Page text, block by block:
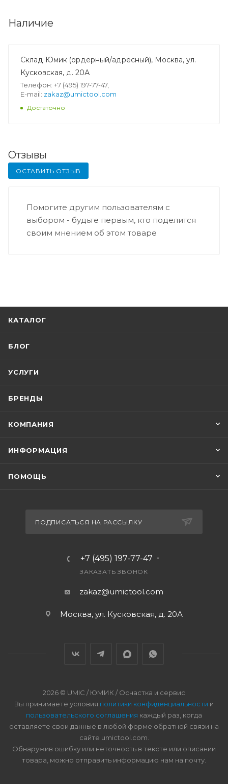
Наличие
Склад Юмик (ордерный/адресный), Москва, ул.
Кусковская, д. 20А
Телефон: +7 (495) 197-77-47,
E-mail: zakaz@umictool.com
Достаточно
Отзывы
ОСТАВИТЬ ОТЗЫВ
Помогите другим пользователям с
выбором - будьте первым, кто поделится
своим мнением об этом товаре
КАТАЛОГ
БЛОГ
УСЛУГИ
БРЕНДЫ
КОМПАНИЯ
ИНФОРМАЦИЯ
ПОМОЩЬ
ПОДПИСАТЬСЯ НА РАССЫЛКУ
+7 (495) 197-77-47
ЗАКАЗАТЬ ЗВОНОК
zakaz@umictool.com
Москва, ул. Кусковская, д. 20А
2026 © UMIC / ЮМИК / Оснастка и сервис
Вы принимаете условия политики конфиденциальности и
пользовательского соглашения каждый раз, когда
оставляете свои данные в любой форме обратной связи на
сайте umictool.com.
Обнаружив ошибку или неточность в тексте или описании
товара, можно отправить информацию нам на почту.